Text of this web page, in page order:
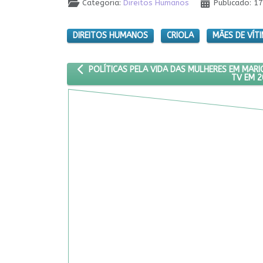
Categoria: Direitos Humanos Publicado:
DIREITOS HUMANOS CRIOLA MÃES DE
ARTIGO ANTERIOR: POLÍTICAS PELA VIDA DAS
POLÍTICAS PELA VIDA DAS MULHERES EM
TV EM